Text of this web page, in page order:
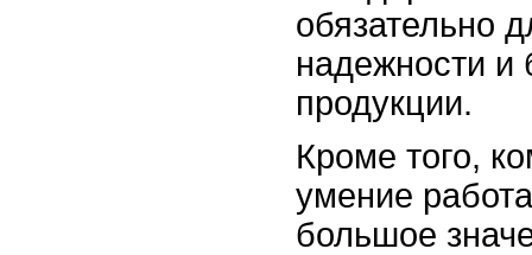
обязательно
надежности и
продукции.
Кроме того,
умение
большое